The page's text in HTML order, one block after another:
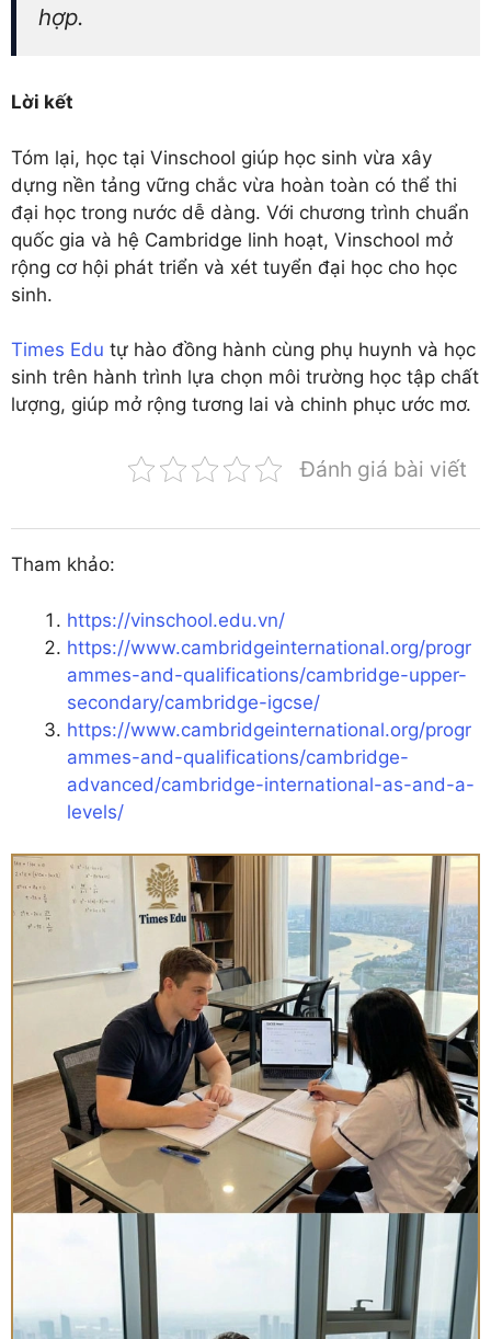
hợp.
Lời kết
Tóm lại, học tại Vinschool giúp học sinh vừa xây
dựng nền tảng vững chắc vừa hoàn toàn có thể thi
đại học trong nước dễ dàng. Với chương trình chuẩn
quốc gia và hệ Cambridge linh hoạt, Vinschool mở
rộng cơ hội phát triển và xét tuyển đại học cho học
sinh.
Times Edu tự hào đồng hành cùng phụ huynh và học
sinh trên hành trình lựa chọn môi trường học tập chất
lượng, giúp mở rộng tương lai và chinh phục ước mơ.
Đánh giá bài viết
Tham khảo:
https://vinschool.edu.vn/
https://www.cambridgeinternational.org/progr
ammes-and-qualifications/cambridge-upper-
secondary/cambridge-igcse/
https://www.cambridgeinternational.org/progr
ammes-and-qualifications/cambridge-
advanced/cambridge-international-as-and-a-
levels/